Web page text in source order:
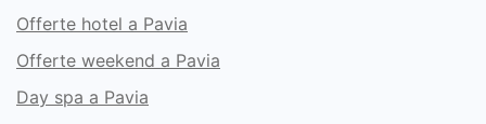
Offerte hotel a Pavia
Offerte weekend a Pavia
Day spa a Pavia